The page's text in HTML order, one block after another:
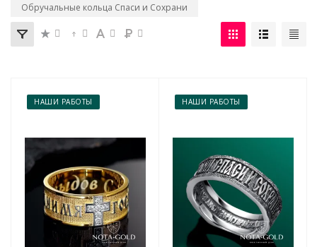
Обручальные кольца Спаси и Сохрани
НАШИ РАБОТЫ НАШИ РАБОТЫ